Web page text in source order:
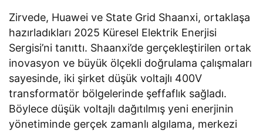
Zirvede, Huawei ve State Grid Shaanxi, ortaklaşa
hazırladıkları 2025 Küresel Elektrik Enerjisi
Sergisi’ni tanıttı. Shaanxi’de gerçekleştirilen ortak
inovasyon ve büyük ölçekli doğrulama çalışmaları
sayesinde, iki şirket düşük voltajlı 400V
transformatör bölgelerinde şeffaflık sağladı.
Böylece düşük voltajlı dağıtılmış yeni enerjinin
yönetiminde gerçek zamanlı algılama, merkezi